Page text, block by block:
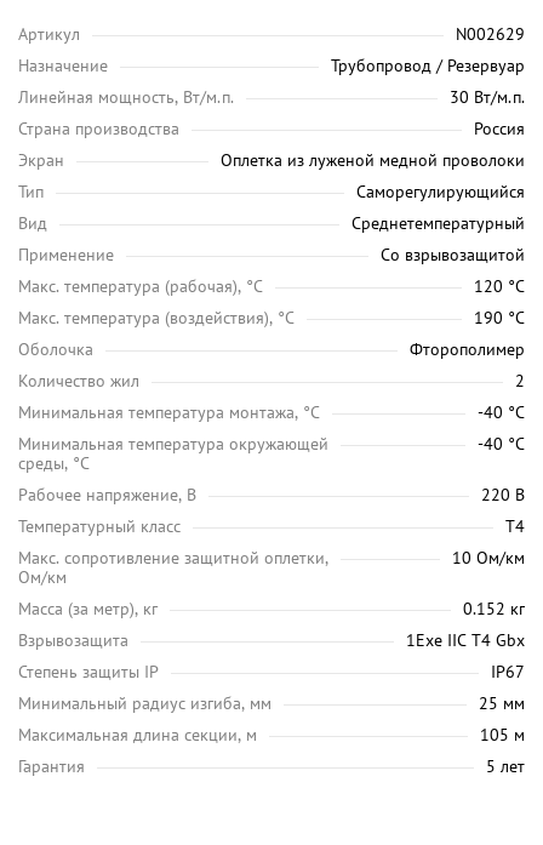
Артикул
N002629
Назначение
Трубопровод / Резервуар
Линейная мощность, Вт/м.п.
30 Вт/м.п.
Страна производства
Россия
Экран
Оплетка из луженой медной проволоки
Тип
Саморегулирующийся
Вид
Среднетемпературный
Применение
Со взрывозащитой
Maкс. температура (рабочая), °C
120 °C
Макс. температура (воздействия), °C
190 °C
Оболочка
Фторополимер
Количество жил
2
Минимальная температура монтажа, °C
-40 °C
Минимальная температура окружающей
среды, °C
-40 °C
Рабочее напряжение, В
220 В
Температурный класс
Т4
Макс. сопротивление защитной оплетки,
Ом/км
10 Ом/км
Масса (за метр), кг
0.152 кг
Взрывозащита
1Exe IIC T4 Gbx
Степень защиты IP
IP67
Минимальный радиус изгиба, мм
25 мм
Максимальная длина секции, м
105 м
Гарантия
5 лет